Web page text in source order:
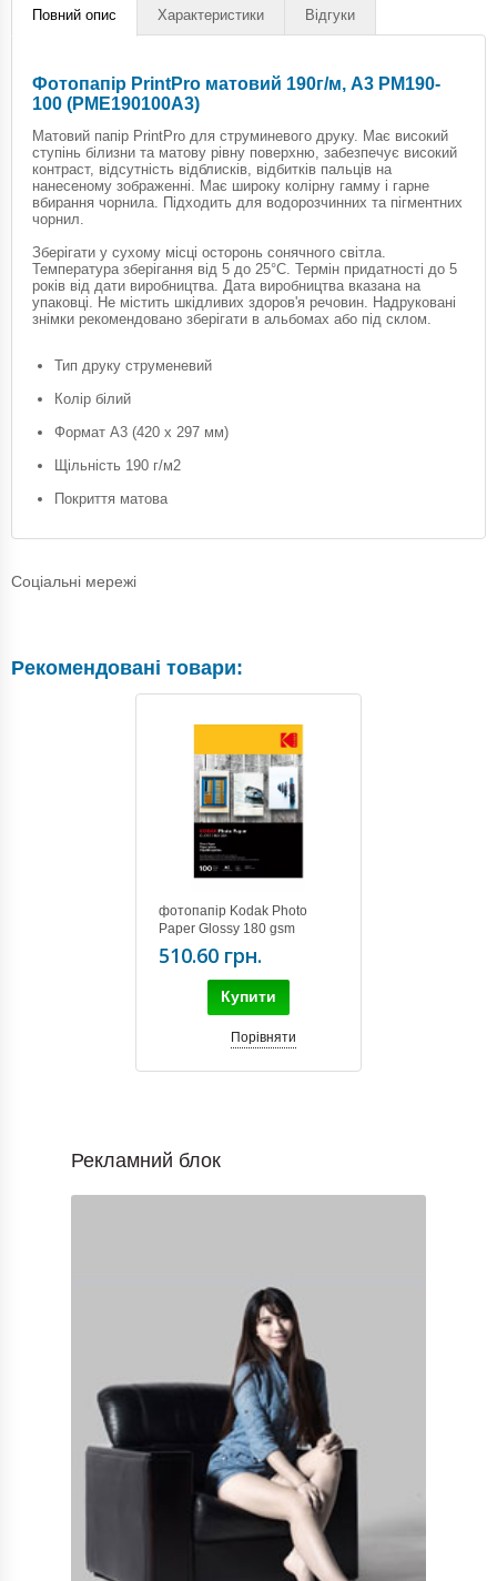
Повний опис Характеристики Відгуки
Фотопапір PrintPro матовий 190г/м, A3 PM190-
100 (PME190100A3)
Матовий папір PrintPro для струминевого друку. Має високий
ступінь білизни та матову рівну поверхню, забезпечує високий
контраст, відсутність відблисків, відбитків пальців на
нанесеному зображенні. Має широку колірну гамму і гарне
вбирання чорнила. Підходить для водорозчинних та пігментних
чорнил.
Зберігати у сухому місці осторонь сонячного світла.
Температура зберігання від 5 до 25°С. Термін придатності до 5
років від дати виробництва. Дата виробництва вказана на
упаковці. Не містить шкідливих здоров'я речовин. Надруковані
знімки рекомендовано зберігати в альбомах або під склом.
Тип друку струменевий
Колір білий
Формат А3 (420 x 297 мм)
Щільність 190 г/м2
Покриття матова
Соціальні мережі
Рекомендовані товари:
фотопапір Kodak Photo
Paper Glossy 180 gsm
A4/100
510.60 грн.
Купити
Порівняти
Рекламний блок